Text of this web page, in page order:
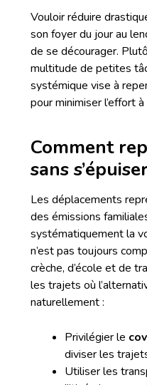
Vouloir réduire
son foyer du jour au
de se décourager.
multitude de petites
systémique vise à
pour minimiser l’effort
Comment
sans
Les déplacements
des émissions
systématiquement la
n’est pas toujours
crèche, d’école et de
les trajets où
naturellement :
Privilégier le
diviser les
Utiliser les